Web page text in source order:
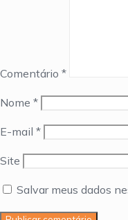
Comentário *
Nome *
E-mail *
Site
Salvar meus dados